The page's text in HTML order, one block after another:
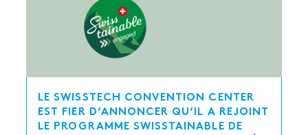
LE SWISSTECH CONVENTION CENTER
EST FIER D’ANNONCER QU’IL A REJOINT
LE PROGRAMME SWISSTAINABLE DE